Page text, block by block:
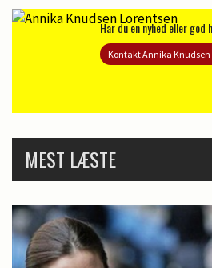
Har du en nyhed eller god
Kontakt Annika Knudsen
MEST LÆSTE